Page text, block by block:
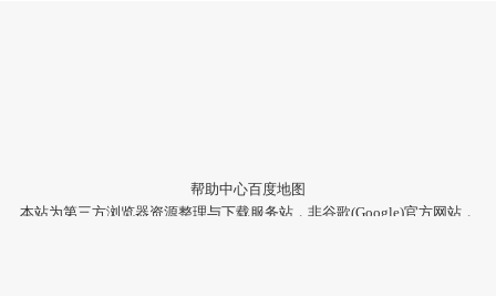
帮助中心百度地图
本站为第三方浏览器资源整理与下载服务站，非谷歌(Google)官方网站，